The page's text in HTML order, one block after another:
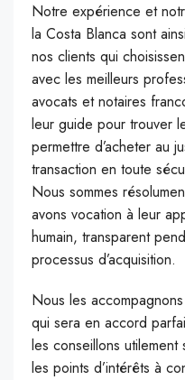
Notre expérience et
la Costa Blanca sont
nos clients qui
avec les meilleurs
avocats et notaires
leur guide pour trouver
permettre d’acheter au
transaction en toute
Nous sommes
avons vocation à leur
humain, transparent
processus d’acquisition.
Nous les
qui sera en accord
les conseillons
les points d’intérêts à